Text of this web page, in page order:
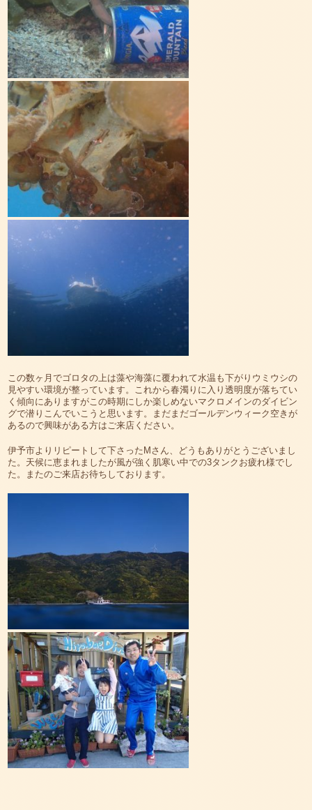
この数ヶ月でゴロタの上は藻や海藻に覆われて水温も下がりウミウシの
見やすい環境が整っています。これから春濁りに入り透明度が落ちてい
く傾向にありますがこの時期にしか楽しめないマクロメインのダイビン
グで潜りこんでいこうと思います。まだまだゴールデンウィーク空きが
あるので興味がある方はご来店ください。
伊予市よりリピートして下さったMさん、どうもありがとうございまし
た。天候に恵まれましたが風が強く肌寒い中での3タンクお疲れ様でし
た。またのご来店お待ちしております。